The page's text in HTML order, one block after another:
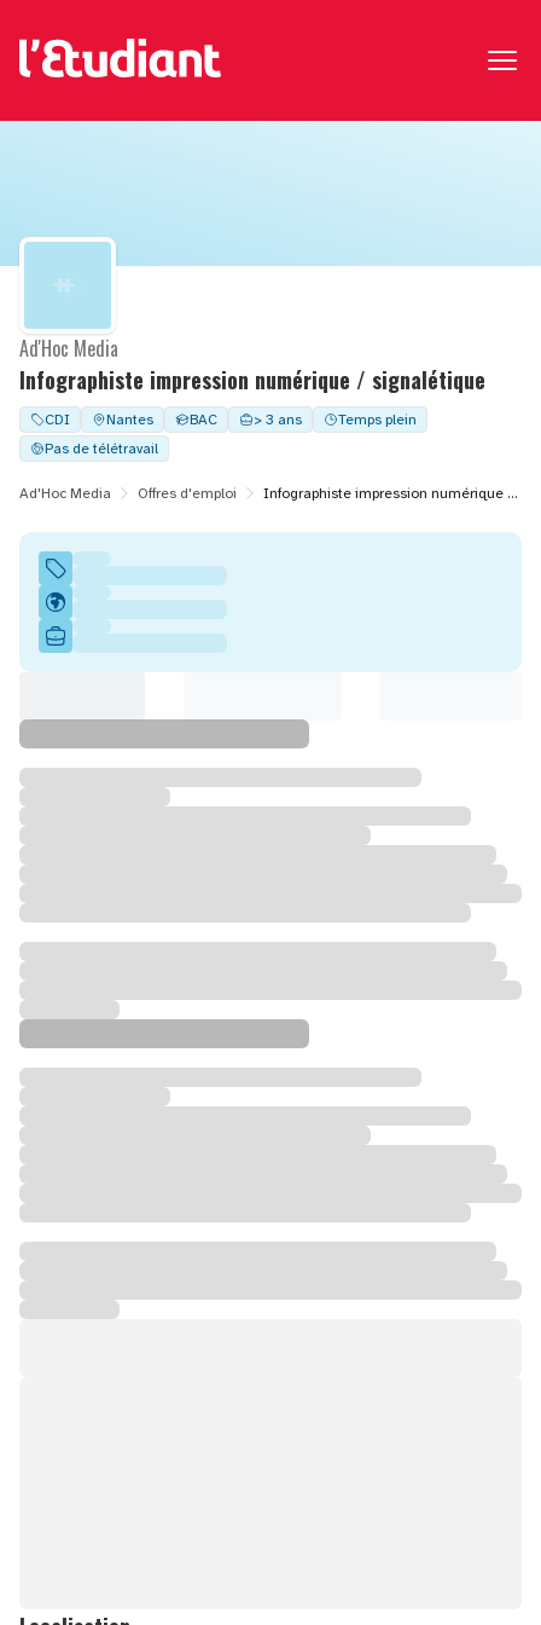
Infographiste impression numérique / signalétique
Ad'Hoc Media
CDI Nantes BAC > 3 ans
Temps plein
Pas de télétravail
Ad'Hoc Media Offres d'emploi Infographiste impression numérique / signalétique